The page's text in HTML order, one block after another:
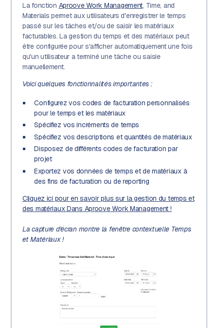
La fonction Aproove Work Management, Time, and
Materials permet aux utilisateurs d'enregistrer le temps
passé sur les tâches et/ou de saisir les matériaux
facturables. La gestion du temps et des matériaux peut
être configurée pour s'afficher automatiquement une fois
qu'un utilisateur a terminé une tâche ou saisie
manuellement.
Voici quelques fonctionnalités importantes :
Configurez vos codes de facturation personnalisés
pour le temps et les matériaux
Spécifiez vos incréments de temps
Spécifiez vos descriptions et quantités de matériaux
Disposez de différents codes de facturation par
projet
Exportez vos données de temps et de matériaux à
des fins de facturation ou de reporting
Cliquez ici pour en savoir plus sur la gestion du temps et
des matériaux Dans Aproove Work Management !
La capture d'écran montre la fenêtre contextuelle Temps
et Matériaux !